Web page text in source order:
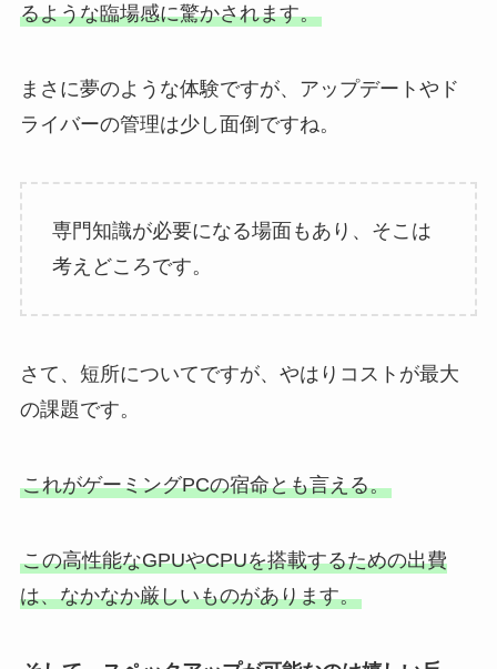
るような臨場感に驚かされます。
まさに夢のような体験ですが、アップデートやド
ライバーの管理は少し面倒ですね。
専門知識が必要になる場面もあり、そこは
考えどころです。
さて、短所についてですが、やはりコストが最大
の課題です。
これがゲーミングPCの宿命とも言える。
この高性能なGPUやCPUを搭載するための出費
は、なかなか厳しいものがあります。